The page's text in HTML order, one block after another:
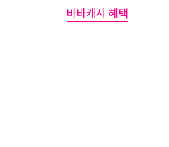
1%
바바캐시 혜택